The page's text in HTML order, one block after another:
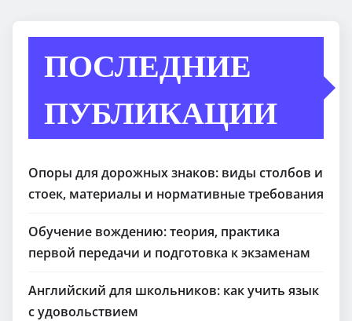
ПОСЛЕДНИЕ
ПУБЛИКАЦИИ
Опоры для дорожных знаков: виды столбов и
стоек, материалы и нормативные требования
Обучение вождению: теория, практика
первой передачи и подготовка к экзаменам
Английский для школьников: как учить язык
с удовольствием